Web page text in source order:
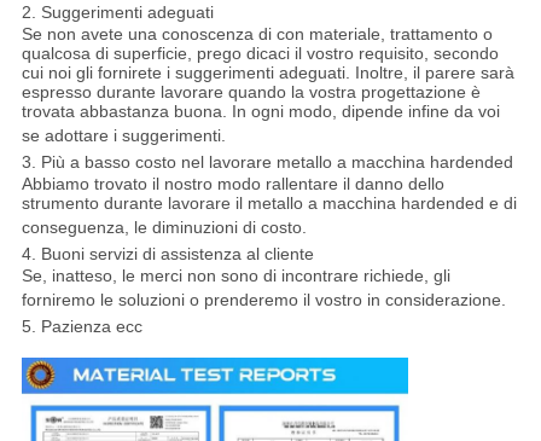
2. Suggerimenti adeguati
Se non avete una conoscenza di con materiale, trattamento o
qualcosa di superficie, prego dicaci il vostro requisito, secondo
cui noi gli fornirete i suggerimenti adeguati. Inoltre, il parere sarà
espresso durante lavorare quando la vostra progettazione è
trovata abbastanza buona. In ogni modo, dipende infine da voi
se adottare i suggerimenti.
3. Più a basso costo nel lavorare metallo a macchina hardended
Abbiamo trovato il nostro modo rallentare il danno dello
strumento durante lavorare il metallo a macchina hardended e di
conseguenza, le diminuzioni di costo.
4. Buoni servizi di assistenza al cliente
Se, inatteso, le merci non sono di incontrare richiede, gli
forniremo le soluzioni o prenderemo il vostro in considerazione.
5. Pazienza ecc